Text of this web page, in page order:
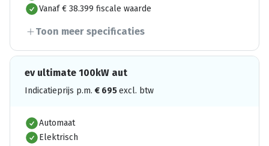
Vanaf € 38.399 fiscale waarde
Toon meer specificaties
ev ultimate 100kW aut
Indicatieprijs p.m. € 695excl. btw
Automaat
Elektrisch